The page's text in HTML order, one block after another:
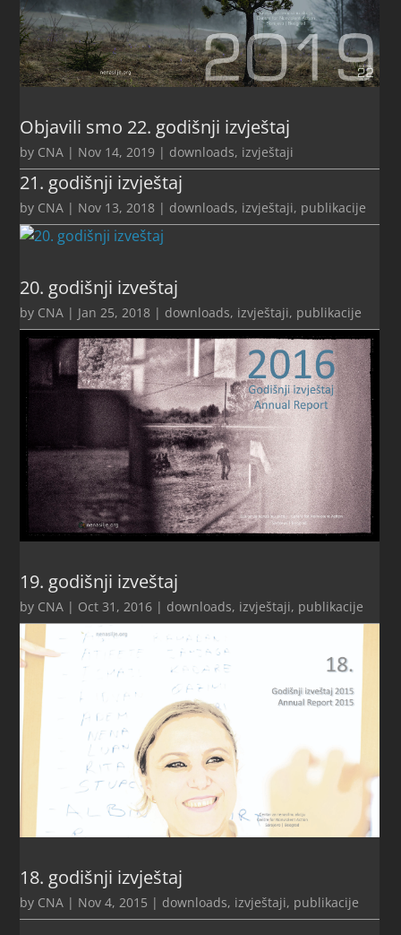
Objavili smo 22. godišnji izvještaj
by CNA | Nov 14, 2019 | downloads, izvještaji
21. godišnji izvještaj
by CNA | Nov 13, 2018 | downloads, izvještaji, publikacije
20. godišnji izveštaj
by CNA | Jan 25, 2018 | downloads, izvještaji, publikacije
19. godišnji izveštaj
by CNA | Oct 31, 2016 | downloads, izvještaji, publikacije
18. godišnji izvještaj
by CNA | Nov 4, 2015 | downloads, izvještaji, publikacije